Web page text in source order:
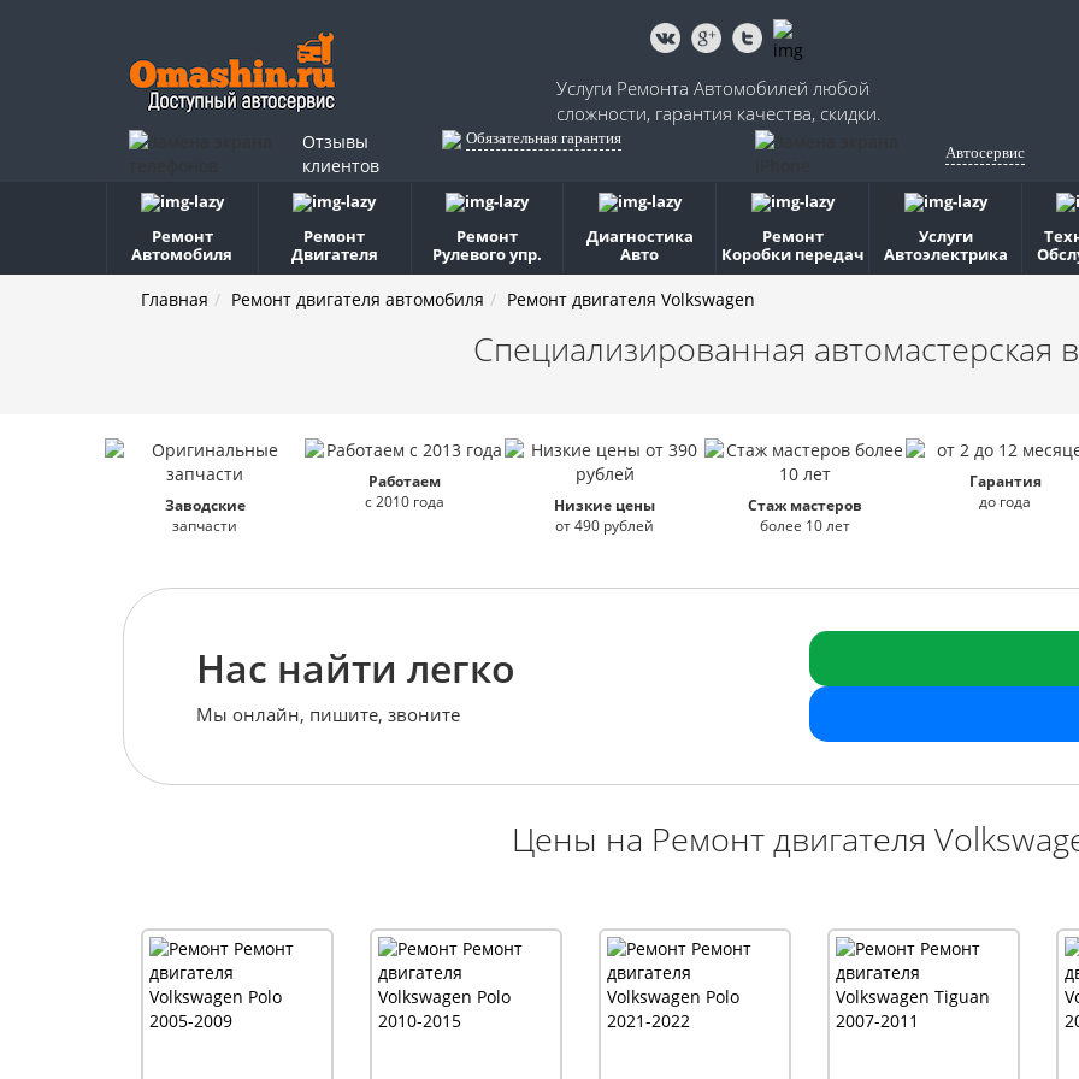
Услуги Ремонта Автомобилей любой
сложности, гарантия качества, скидки.
Отзывы
клиентов
Обязательная гарантия
Автосервис
Ремонт
Автомобиля
Ремонт
Двигателя
Ремонт
Рулевого упр.
Диагностика
Авто
Ремонт
Коробки передач
Услуги
Автоэлектрика
Главная Ремонт двигателя автомобиля Ремонт двигателя Volkswagen
Специализированная автомастерская
Заводские
запчасти
Работаем
с 2010 года
Низкие цены
от 490 рублей
Стаж мастеров
более 10 лет
Гарантия
до года
Нас найти легко
Мы онлайн, пишите, звоните
Цены на Ремонт двигателя